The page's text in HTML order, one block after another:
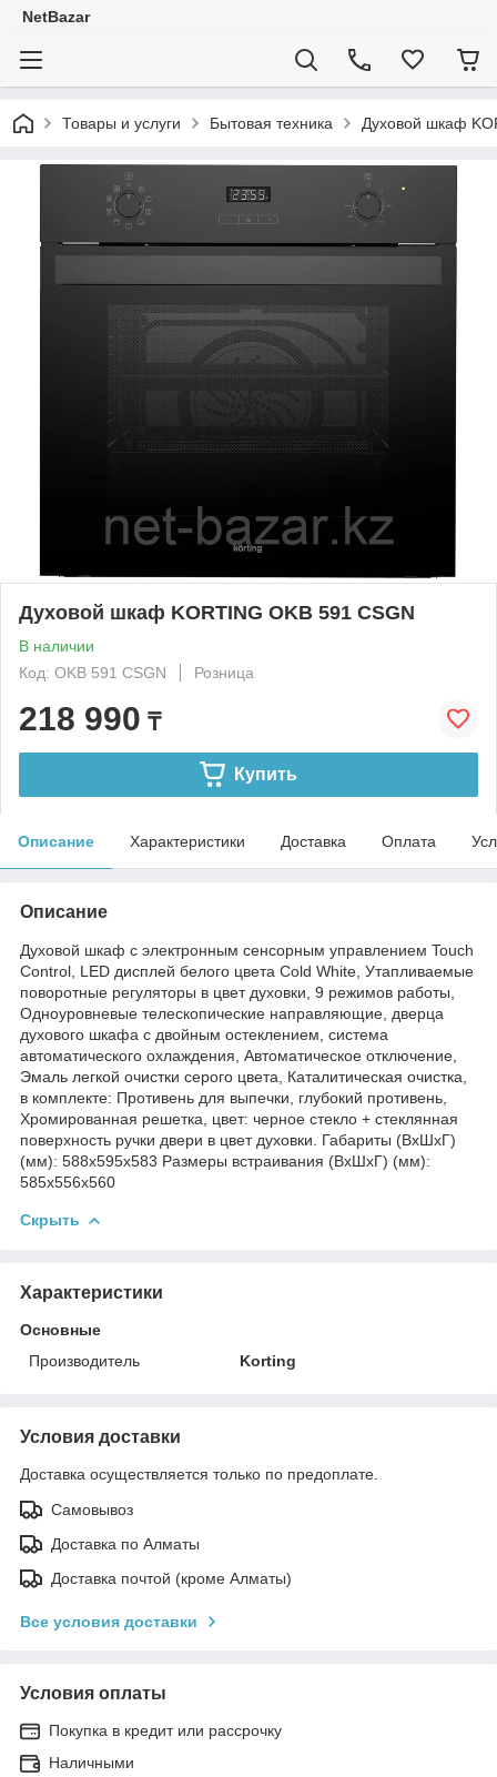
NetBazar
Товары и услуги Бытовая техника Духовой шкаф
Духовой шкаф KORTING OKB 591 CSGN
В наличии
Код: OKB 591 CSGN
Розница
218 990 ₸
Купить
Описание Характеристики Доставка Оплата
Описание
Духовой шкаф с электронным сенсорным управлением Touch
Control, LED дисплей белого цвета Cold White, Утапливаемые
поворотные регуляторы в цвет духовки, 9 режимов работы,
Одноуровневые телескопические направляющие, дверца
духового шкафа с двойным остеклением, система
автоматического охлаждения, Автоматическое отключение,
Эмаль легкой очистки серого цвета, Каталитическая очистка,
в комплекте: Противень для выпечки, глубокий противень,
Хромированная решетка, цвет: черное стекло + стеклянная
поверхность ручки двери в цвет духовки. Габариты (ВхШхГ)
(мм): 588x595x583 Размеры встраивания (ВхШхГ) (мм):
585x556x560
Скрыть
Характеристики
Основные
Производитель
Korting
Условия доставки
Доставка осуществляется только по предоплате.
Самовывоз
Доставка по Алматы
Доставка почтой (кроме Алматы)
Все условия доставки
Условия оплаты
Покупка в кредит или рассрочку
Наличными